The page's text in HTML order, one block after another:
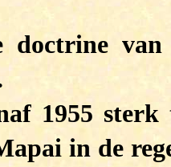
van
1955 sterk
in de